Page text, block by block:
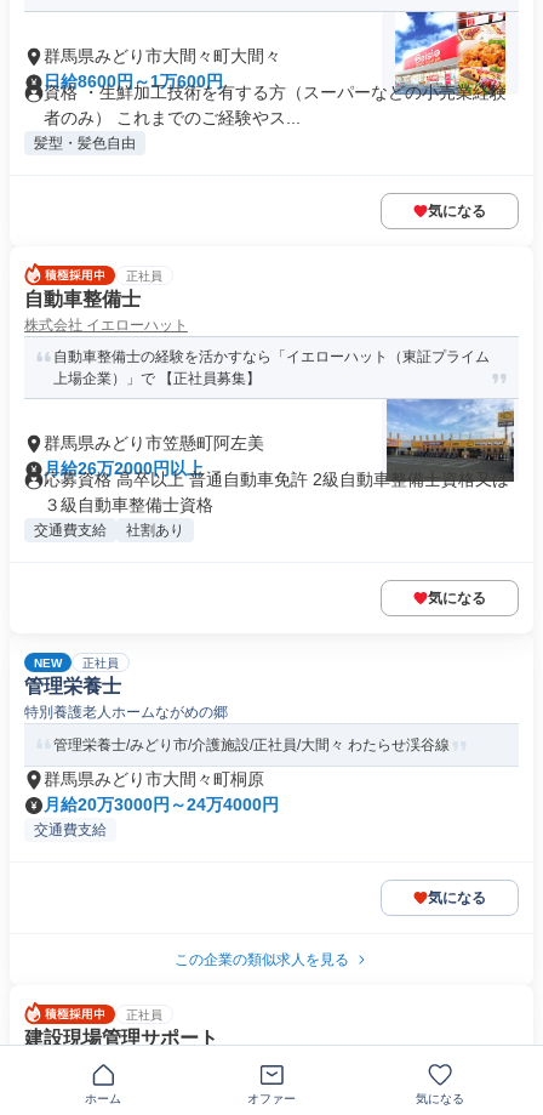
群馬県みどり市大間々町大間々
日給8600円～1万600円
資格 ・生鮮加工技術を有する方（スーパーなどの小売業経験
者のみ） これまでのご経験やス...
髪型・髪色自由
気になる
正社員
自動車整備士
株式会社 イエローハット
自動車整備士の経験を活かすなら「イエローハット（東証プライム
上場企業）」で 【正社員募集】
群馬県みどり市笠懸町阿左美
月給26万2000円以上
応募資格 高卒以上 普通自動車免許 2級自動車整備士資格又は
３級自動車整備士資格
交通費支給 社割あり
気になる
NEW 正社員
管理栄養士
特別養護老人ホームながめの郷
管理栄養士/みどり市/介護施設/正社員/大間々 わたらせ渓谷線
群馬県みどり市大間々町桐原
月給20万3000円～24万4000円
交通費支給
気になる
この企業の類似求人を見る
正社員
建設現場管理サポート
株式会社オンサイト
月給30万～／賞与2回＋褒賞金／土日祝休／年間休日125日
ホーム オファー 気になる